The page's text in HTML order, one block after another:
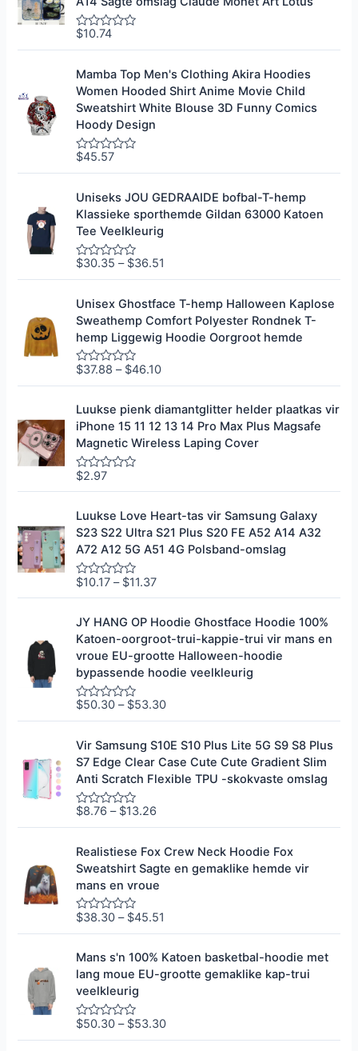
e
r
0
u
i
5
G
e
r
a
d
e
e
r
0
u
i
t
$10.74
Mamba Top Men's Clothing Akira Hoodies
Women Hooded Shirt Anime Movie Child
Sweatshirt White Blouse 3D Funny Comics
Hoody Design
G
e
r
a
d
e
e
r
0
u
i
5
$45.57
Uniseks JOU GEDRAAIDE bofbal-T-hemp
Klassieke sporthemde Gildan 63000 Katoen
Tee Veelkleurig
G
e
r
a
d
e
e
r
0
u
i
5
$30.35 – $36.51
Unisex Ghostface T-hemp Halloween Kaplose
Sweathemp Comfort Polyester Rondnek T-
hemp Liggewig Hoodie Oorgroot hemde
G
e
r
a
d
e
e
r
0
u
i
5
$37.88 – $46.10
Luukse pienk diamantglitter helder plaatkas vir
iPhone 15 11 12 13 14 Pro Max Plus Magsafe
Magnetic Wireless Laping Cover
G
e
r
a
d
e
e
r
0
u
i
5
$2.97
Luukse Love Heart-tas vir Samsung Galaxy
S23 S22 Ultra S21 Plus S20 FE A52 A14 A32
A72 A12 5G A51 4G Polsband-omslag
G
e
r
a
d
e
e
r
0
u
i
t
$10.17 – $11.37
JY HANG OP Hoodie Ghostface Hoodie 100%
Katoen-oorgroot-trui-kappie-trui vir mans en
vroue EU-grootte Halloween-hoodie
bypassende hoodie veelkleurig
G
e
r
a
d
e
e
r
0
u
i
5
$50.30 – $53.30
Vir Samsung S10E S10 Plus Lite 5G S9 S8 Plus
S7 Edge Clear Case Cute Cute Gradient Slim
Anti Scratch Flexible TPU -skokvaste omslag
G
e
r
a
d
e
e
r
0
u
i
5
$8.76 – $13.26
Realistiese Fox Crew Neck Hoodie Fox
Sweatshirt Sagte en gemaklike hemde vir
mans en vroue
G
e
r
a
d
e
e
r
0
u
i
$38.30 – $45.51
Mans s'n 100% Katoen basketbal-hoodie met
lang moue EU-grootte gemaklike kap-trui
veelkleurig
G
e
$50.30 – $53.30